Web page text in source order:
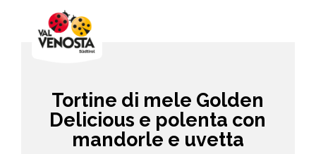
Tortine di mele Golden
Delicious e polenta con
mandorle e uvetta